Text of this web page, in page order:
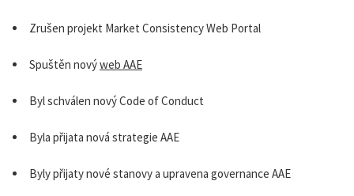
Zrušen projekt Market Consistency Web Portal
Spuštěn novýweb AAE
Byl schválen nový Code of Conduct
Byla přijata nová strategie AAE
Byly přijaty nové stanovy a upravena governance AAE